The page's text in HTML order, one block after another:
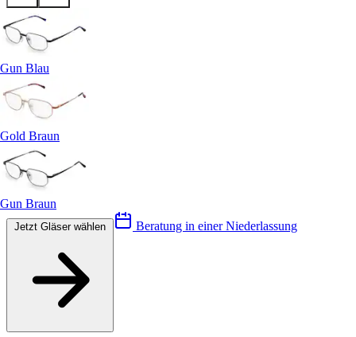
Gun Blau
Gold Braun
Gun Braun
Beratung in einer Niederlassung